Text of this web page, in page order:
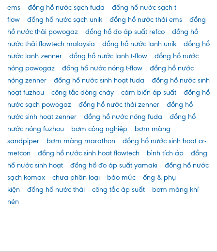
ems
đồng hồ nước sạch fuda
đồng hồ nước sạch t-
flow
đồng hồ nước sạch unik đồng hồ nước thải ems
đồng
hồ nước thải powogaz
đồng hồ đo áp suất refco
đồng hồ
nước thải flowtech malaysia
đồng hồ nước lạnh unik
đồng hồ
nước lạnh zenner
đồng hồ nước lạnh t-flow
đồng hồ nước
nóng powogaz
đồng hồ nước nóng t-flow
đồng hồ nước
nóng zenner
đồng hồ nước sinh hoạt fuda
đồng hồ nước sinh
hoạt fuzhou
công tắc dòng chảy cảm biến áp suất
đồng hồ
nước sạch powogaz
đồng hồ nước thải zenner
đồng hồ
nước sinh hoạt zenner
đồng hồ nước nóng fuda
đồng hồ
nước nóng fuzhou
bơm công nghiệp
bơm màng
sandpiper
bơm màng marathon
đồng hồ nước sinh hoạt cr-
metcon
đồng hồ nước sinh hoạt flowtech bình tích áp
đồng
hồ nước sinh hoạt
đồng hồ đo áp suất yamaki
đồng hồ nước
sạch komax
chưa phân loại báo mức
ống & phụ
kiện
đồng hồ nước thải công tắc áp suất
bơm màng khí
nén